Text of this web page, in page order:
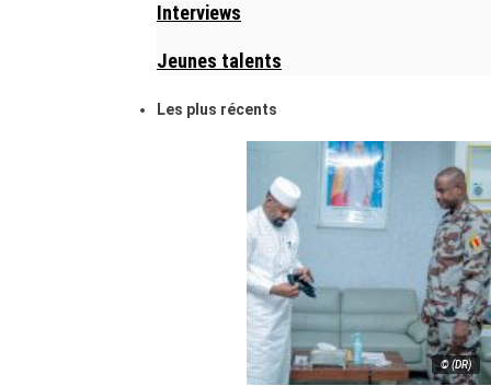
Interviews
Jeunes talents
Les plus récents
© (DR)